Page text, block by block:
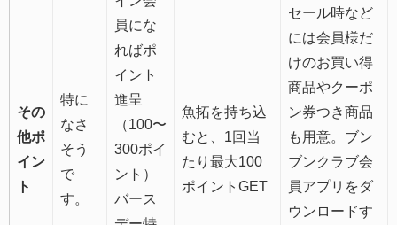
その
他ポ
イン
ト
特に
なさ
そう
で
す。
員にな
ればポ
イント
進呈
（100〜
300ポイ
ント）
バース
魚拓を持ち込
むと、1回当
たり最大100
ポイントGET
セール時など
には会員様だ
けのお買い得
商品やクーポ
ン券つき商品
も用意。ブン
ブンクラブ会
員アプリをダ
ウンロードす